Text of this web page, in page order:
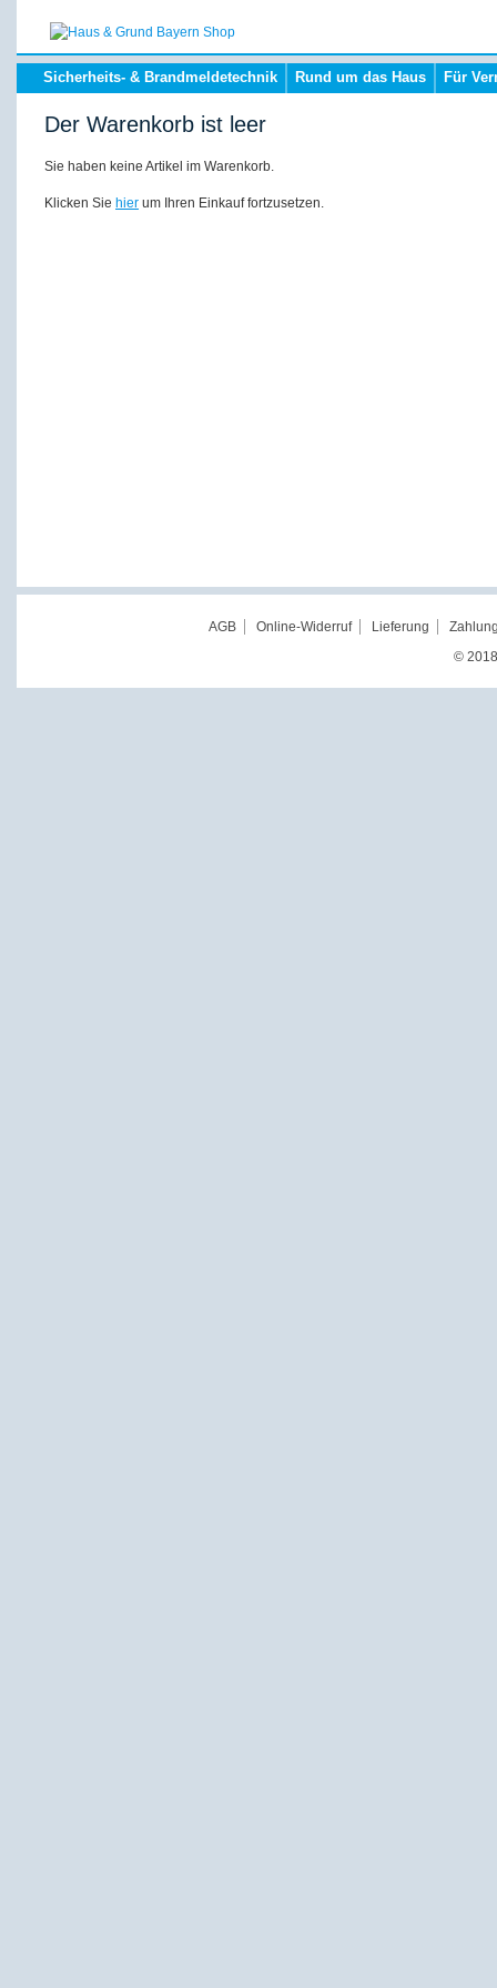
Sicherheits- & Brandmeldetechnik Rund um das Haus Für
Der Warenkorb ist leer
Sie haben keine Artikel im Warenkorb.
Klicken Sie hier um Ihren Einkauf fortzusetzen.
AGB Online-Widerruf Lieferung
©